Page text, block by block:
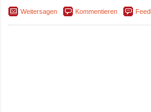
Weitersagen Kommentieren